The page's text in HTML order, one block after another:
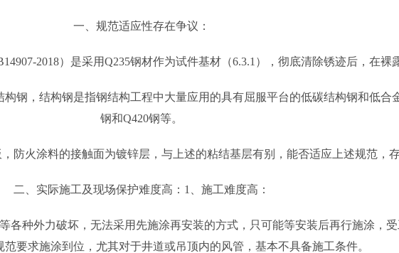
一、规范适应性存在争议：
2018）是采用Q235钢材作为试件基材（6.3.1），彻底清除锈迹后，在裸
钢，结构钢是指钢结构工程中大量应用的具有屈服平台的低碳结构钢和低合
钢和Q420钢等。
防火涂料的接触面为镀锌层，与上述的粘结基层有别，能否适应上述规范，存
二、实际施工及现场保护难度高：1、施工难度高：
各种外力破坏，无法采用先施涂再安装的方式，只可能等安装后再行施涂，
要求施涂到位，尤其对于井道或吊顶内的风管，基本不具备施工条件。